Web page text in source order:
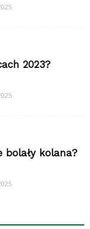
2023?
kolana?